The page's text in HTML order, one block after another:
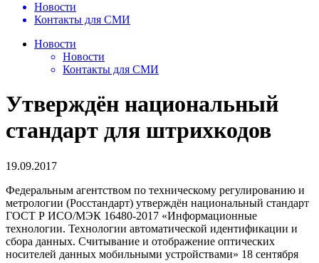
Новости
Контакты для СМИ
Новости
Новости
Контакты для СМИ
Утверждён национальный
стандарт для штрихкодов
19.09.2017
Федеральным агентством по техническому регулированию и
метрологии (Росстандарт) утверждён национальный стандарт
ГОСТ Р ИСО/МЭК 16480-2017 «Информационные
технологии. Технологии автоматической идентификации и
сбора данных. Считывание и отображение оптических
носителей данных мобильными устройствами» 18 сентября